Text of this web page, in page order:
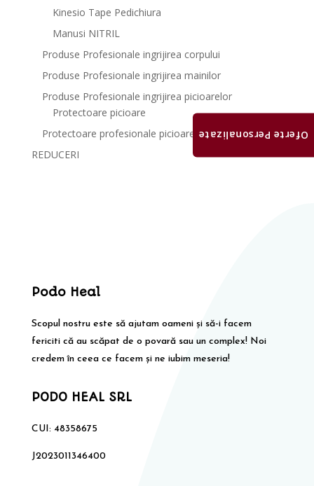
Kinesio Tape Pedichiura
Manusi NITRIL
Produse Profesionale ingrijirea corpului
Produse Profesionale ingrijirea mainilor
Produse Profesionale ingrijirea picioarelor
Protectoare picioare
Protectoare profesionale picioare
REDUCERI
Podo Heal
Scopul nostru este să ajutam oameni și să-i facem
fericiti că au scăpat de o povară sau un complex! Noi
credem în ceea ce facem și ne iubim meseria!
PODO HEAL SRL
CUI: 48358675
J2023011346400
Oferte Personalizate